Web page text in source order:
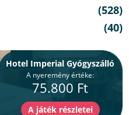
(528)
(40)
Hotel Imperial Gyógyszálló
A nyeremény értéke:
75.800 Ft